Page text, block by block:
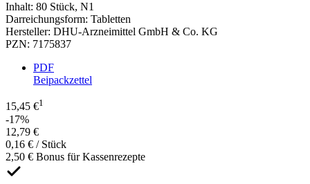
Inhalt: 80 Stück, N1
Darreichungsform: Tabletten
Hersteller: DHU-Arzneimittel GmbH & Co. KG
PZN: 7175837
PDF
Beipackzettel
15,45 €1
-17%
12,79 €
0,16 € / Stück
2,50 € Bonus für Kassenrezepte